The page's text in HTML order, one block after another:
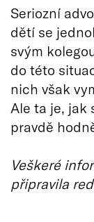
Seriozní
dětí se
svým
do této
nich však
Ale ta je, jak
pravdě
Veškeré
připravila